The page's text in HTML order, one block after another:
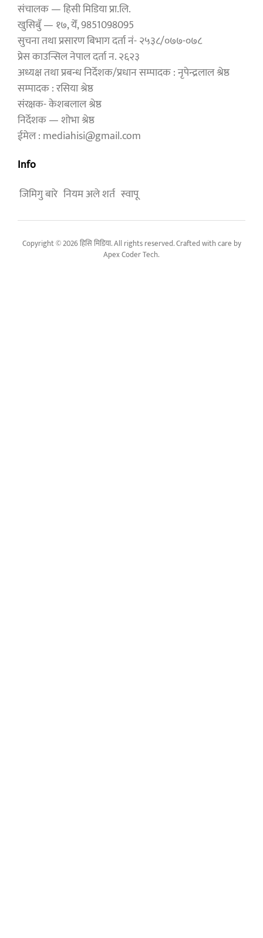
संचालक — हिसी मिडिया प्रा.लि.
खुसिबुँ — १७, येँ, 9851098095
सुचना तथा प्रसारण बिभाग दर्ता नं- २५३८/०७७-०७८
प्रेस काउन्सिल नेपाल दर्ता न. २६२३
अध्यक्ष तथा प्रबन्ध निर्देशक/प्रधान सम्पादक : नृपेन्द्रलाल श्रेष्ठ
सम्पादक : रसिया श्रेष्ठ
संरक्षक- केशबलाल श्रेष्ठ
निर्देशक — शोभा श्रेष्ठ
ईमेल : mediahisi@gmail.com
Info
जिमिगु बारे नियम अले शर्त स्वापू
Copyright © 2026 हिसि मिडिया. All rights reserved. Crafted with care by
Apex Coder Tech.